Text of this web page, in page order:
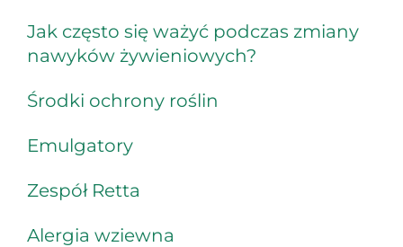
Jak często się ważyć podczas zmiany
nawyków żywieniowych?
Środki ochrony roślin
Emulgatory
Zespół Retta
Alergia wziewna